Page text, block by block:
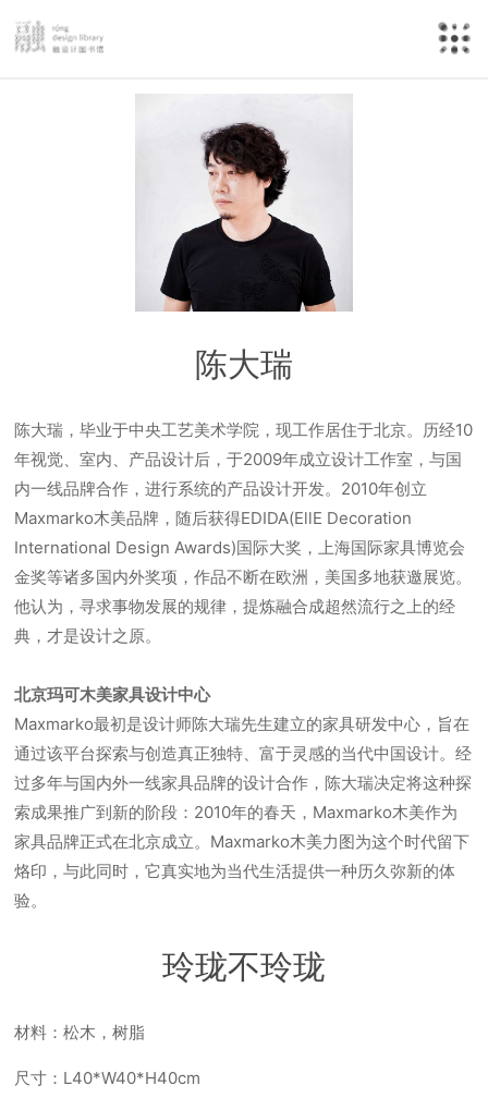
陈大瑞
陈大瑞，毕业于中央工艺美术学院，现工作居住于北京。历经10
年视觉、室内、产品设计后，于2009年成立设计工作室，与国
内一线品牌合作，进行系统的产品设计开发。2010年创立
Maxmarko木美品牌，随后获得EDIDA(EllE Decoration
International Design Awards)国际大奖，上海国际家具博览会
金奖等诸多国内外奖项，作品不断在欧洲，美国多地获邀展览。
他认为，寻求事物发展的规律，提炼融合成超然流行之上的经
典，才是设计之原。
北京玛可木美家具设计中心
Maxmarko最初是设计师陈大瑞先生建立的家具研发中心，旨在
通过该平台探索与创造真正独特、富于灵感的当代中国设计。经
过多年与国内外一线家具品牌的设计合作，陈大瑞决定将这种探
索成果推广到新的阶段：2010年的春天，Maxmarko木美作为
家具品牌正式在北京成立。Maxmarko木美力图为这个时代留下
烙印，与此同时，它真实地为当代生活提供一种历久弥新的体
验。
玲珑不玲珑
材料：松木，树脂
尺寸：L40*W40*H40cm